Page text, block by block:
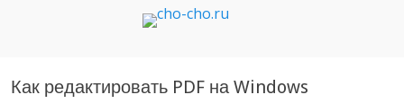
Чо?! Чо?!
Как редактировать PDF на Windows